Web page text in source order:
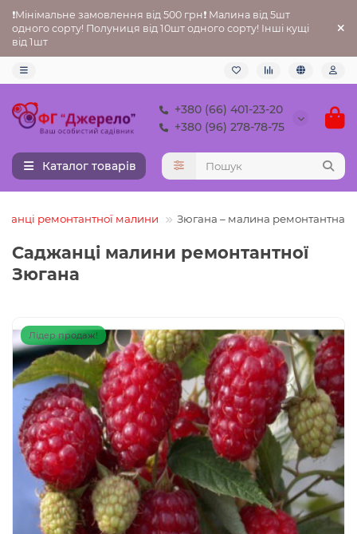
❗Мінімальне замовлення від 500 грн❗ Малина від 5шт
одного сорту! Полуниця від 10шт одного сорту! Інші кущі
від 1шт
+380 (66) 401-23-20
+380 (96) 278-78-75
Каталог товарів
ремонтантної малини Зюгана – малина ремонтантна
Саджанці малини ремонтантної
Зюгана
Лідер продаж!